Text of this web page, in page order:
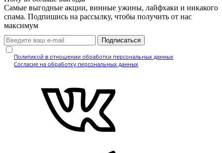
Самые выгодные акции, винные ужины, лайфхаки и никакого
спама. Подпишись на рассылку, чтобы получить от нас
максимум
Подписаться
Политикой в отношении обработки персональных данных
Согласие на обработку персональных данных